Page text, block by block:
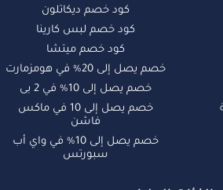
كود خصم ديكاتلون
كود خصم لبس كارينا
كود خصم ميتشا
خصم يصل إلى 20% في هومزمارت
خصم يصل إلى 10% في 2 بى
خصم يصل إلى 10 في ماكس
فاشن
خصم يصل إلى 10% في واي أب
سبورتس